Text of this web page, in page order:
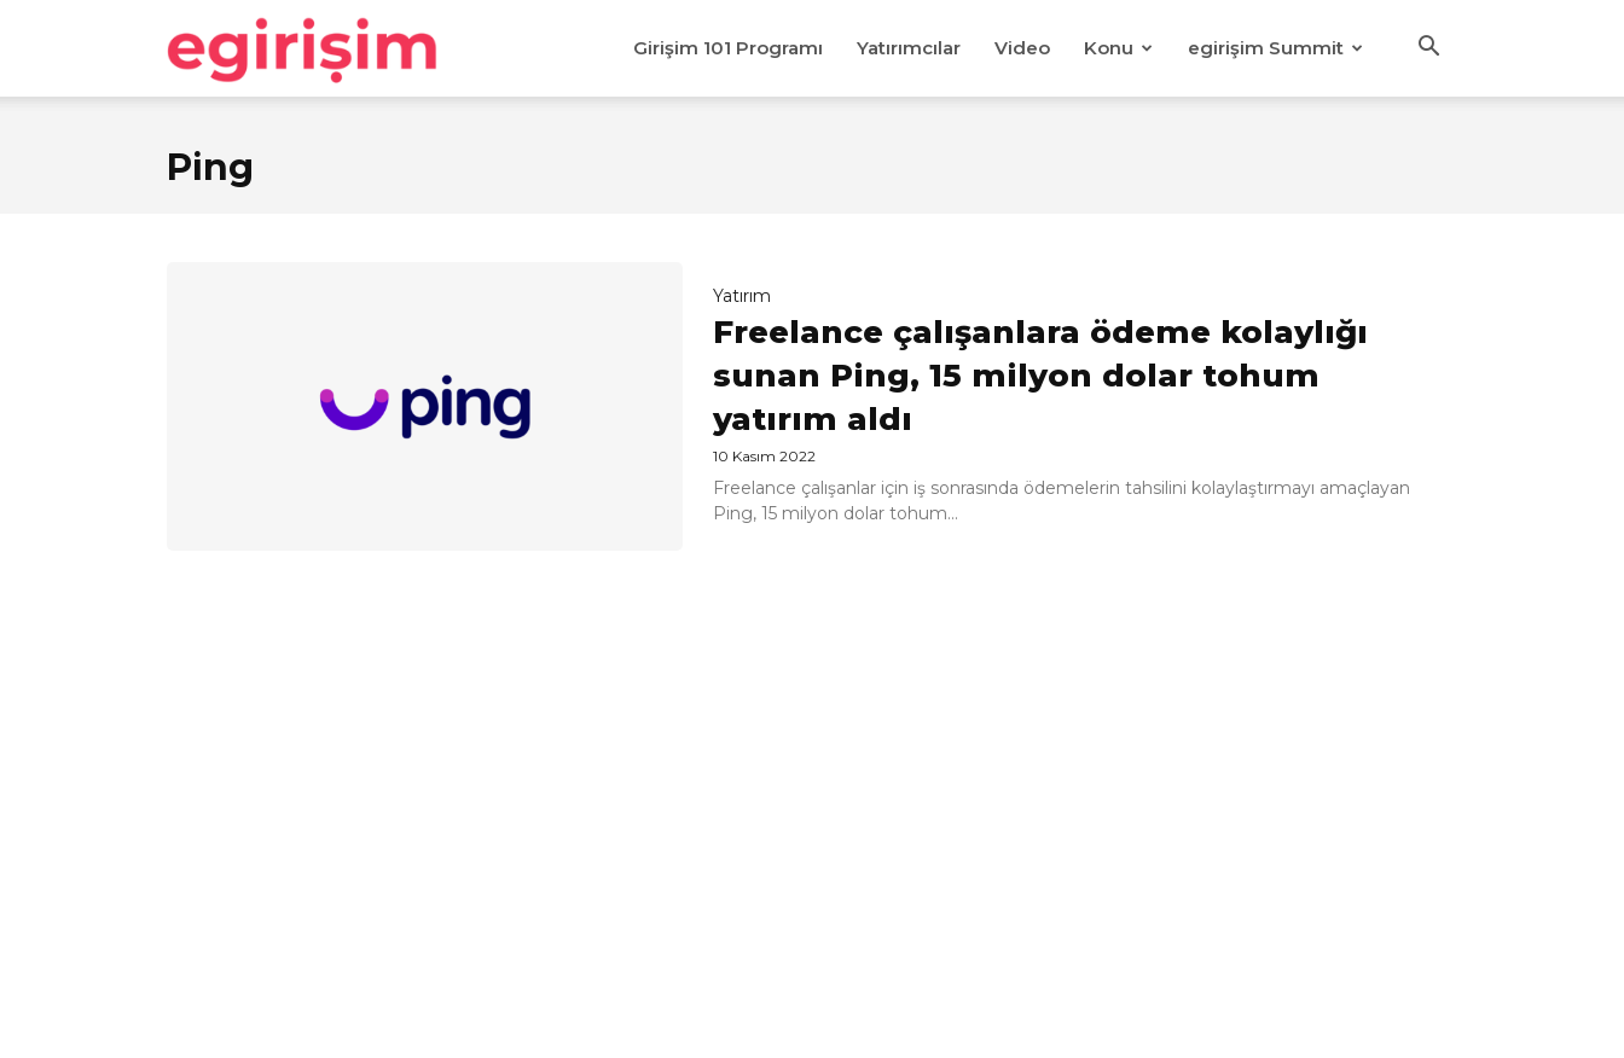
egirişim Girişim 101 Programı Yatırımcılar Video Konu egirişim Summit
Ping
Yatırım
Freelance çalışanlara ödeme kolaylığı
sunan Ping, 15 milyon dolar tohum
yatırım aldı
10 Kasım 2022
Freelance çalışanlar için iş sonrasında ödemelerin tahsilini kolaylaştırmayı amaçlayan
Ping, 15 milyon dolar tohum...